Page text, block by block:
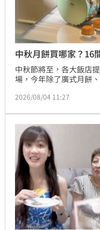
中秋月餅買哪家？16
中秋節將至，各大飯店
場，今年除了廣式月餅
從498元一路到8888元
2026/08/04 11:27